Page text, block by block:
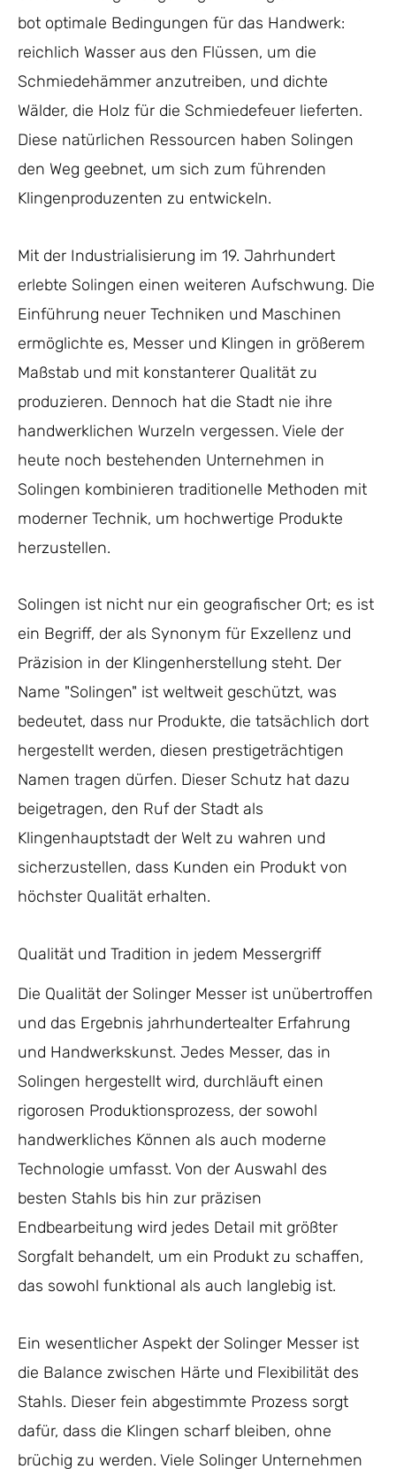
bot optimale Bedingungen für das Handwerk:
reichlich Wasser aus den Flüssen, um die
Schmiedehämmer anzutreiben, und dichte
Wälder, die Holz für die Schmiedefeuer lieferten.
Diese natürlichen Ressourcen haben Solingen
den Weg geebnet, um sich zum führenden
Klingenproduzenten zu entwickeln.
Mit der Industrialisierung im 19. Jahrhundert
erlebte Solingen einen weiteren Aufschwung. Die
Einführung neuer Techniken und Maschinen
ermöglichte es, Messer und Klingen in größerem
Maßstab und mit konstanterer Qualität zu
produzieren. Dennoch hat die Stadt nie ihre
handwerklichen Wurzeln vergessen. Viele der
heute noch bestehenden Unternehmen in
Solingen kombinieren traditionelle Methoden mit
moderner Technik, um hochwertige Produkte
herzustellen.
Solingen ist nicht nur ein geografischer Ort; es ist
ein Begriff, der als Synonym für Exzellenz und
Präzision in der Klingenherstellung steht. Der
Name "Solingen" ist weltweit geschützt, was
bedeutet, dass nur Produkte, die tatsächlich dort
hergestellt werden, diesen prestigeträchtigen
Namen tragen dürfen. Dieser Schutz hat dazu
beigetragen, den Ruf der Stadt als
Klingenhauptstadt der Welt zu wahren und
sicherzustellen, dass Kunden ein Produkt von
höchster Qualität erhalten.
Qualität und Tradition in jedem Messergriff
Die Qualität der Solinger Messer ist unübertroffen
und das Ergebnis jahrhundertealter Erfahrung
und Handwerkskunst. Jedes Messer, das in
Solingen hergestellt wird, durchläuft einen
rigorosen Produktionsprozess, der sowohl
handwerkliches Können als auch moderne
Technologie umfasst. Von der Auswahl des
besten Stahls bis hin zur präzisen
Endbearbeitung wird jedes Detail mit größter
Sorgfalt behandelt, um ein Produkt zu schaffen,
das sowohl funktional als auch langlebig ist.
Ein wesentlicher Aspekt der Solinger Messer ist
die Balance zwischen Härte und Flexibilität des
Stahls. Dieser fein abgestimmte Prozess sorgt
dafür, dass die Klingen scharf bleiben, ohne
brüchig zu werden. Viele Solinger Unternehmen